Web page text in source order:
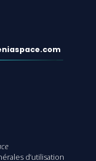
d’utilisation